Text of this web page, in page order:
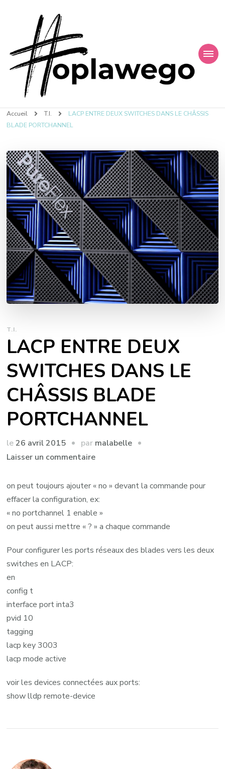
Accueil T.I.
LACP ENTRE DEUX SWITCHES DANS LE CHÂSSIS
BLADE PORTCHANNEL
T.I.
LACP ENTRE DEUX
SWITCHES DANS LE
CHÂSSIS BLADE
PORTCHANNEL
le26 avril 2015 par malabelle
Laisser un commentairesur
ENTRE
DEUX
SWITCHES
DANS
CHÂSSIS
on peut toujours ajouter « no » devant la commande pour
effacer la configuration, ex:
« no portchannel 1 enable »
on peut aussi mettre « ? » a chaque commande
Pour configurer les ports réseaux des blades vers les deux
switches en LACP:
en
config t
interface port inta3
pvid 10
tagging
lacp key 3003
lacp mode active
voir les devices connectées aux ports:
show lldp remote-device